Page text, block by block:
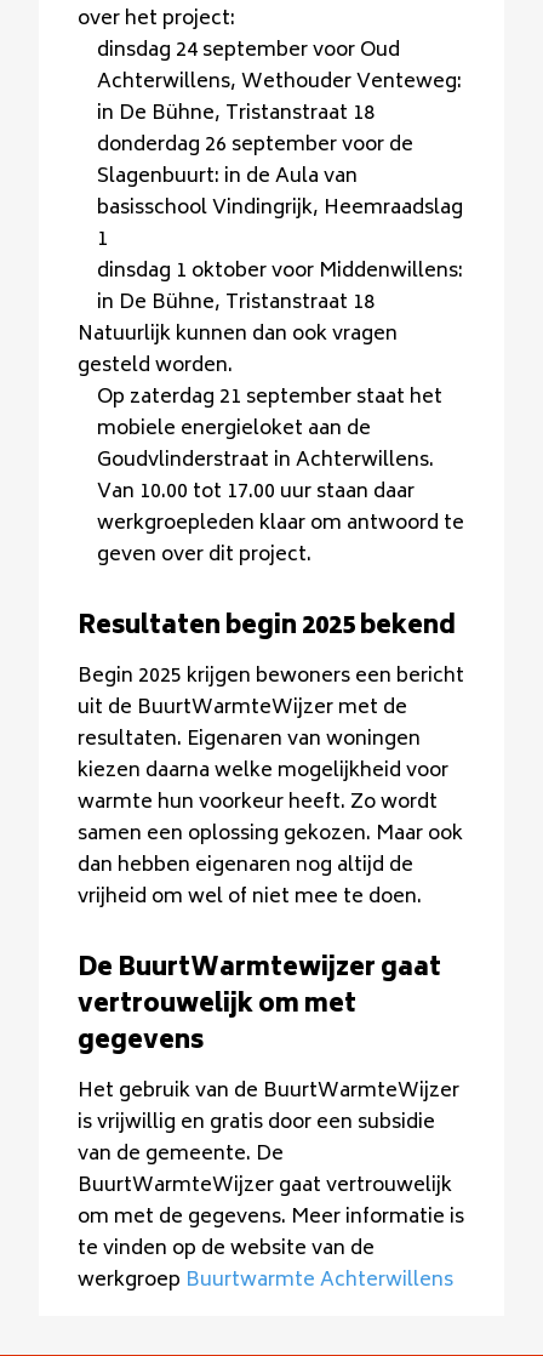
over het project:
dinsdag 24 september voor Oud
Achterwillens, Wethouder Venteweg:
in De Bühne, Tristanstraat 18
donderdag 26 september voor de
Slagenbuurt: in de Aula van
basisschool Vindingrijk, Heemraadslag
1
dinsdag 1 oktober voor Middenwillens:
in De Bühne, Tristanstraat 18
Natuurlijk kunnen dan ook vragen
gesteld worden.
Op zaterdag 21 september staat het
mobiele energieloket aan de
Goudvlinderstraat in Achterwillens.
Van 10.00 tot 17.00 uur staan daar
werkgroepleden klaar om antwoord te
geven over dit project.
Resultaten begin 2025 bekend
Begin 2025 krijgen bewoners een bericht
uit de BuurtWarmteWijzer met de
resultaten. Eigenaren van woningen
kiezen daarna welke mogelijkheid voor
warmte hun voorkeur heeft. Zo wordt
samen een oplossing gekozen. Maar ook
dan hebben eigenaren nog altijd de
vrijheid om wel of niet mee te doen.
De BuurtWarmtewijzer gaat
vertrouwelijk om met
gegevens
Het gebruik van de BuurtWarmteWijzer
is vrijwillig en gratis door een subsidie
van de gemeente. De
BuurtWarmteWijzer gaat vertrouwelijk
om met de gegevens. Meer informatie is
te vinden op de website van de
werkgroep Buurtwarmte Achterwillens